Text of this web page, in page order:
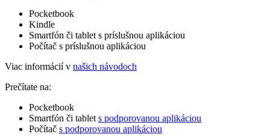
Pocketbook
Kindle
Smartfón či tablet s príslušnou aplikáciou
Počítač s príslušnou aplikáciou
Viac informácií v našich návodoch
Prečítate na:
Pocketbook
Smartfón či tablet s podporovanou aplikáciou
Počítač s podporovanou aplikáciou